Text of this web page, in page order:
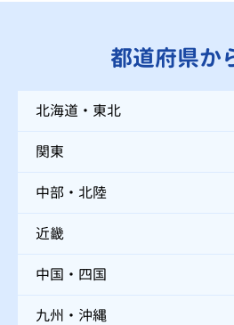
都道府県か
北海道・東北
関東
中部・北陸
近畿
中国・四国
九州・沖縄